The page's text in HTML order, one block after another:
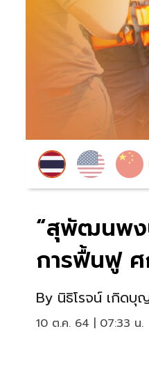
“สุพัฒนพง
การฟื้นฟู
By นิธิโรจน์ เกิด
10 ต.ค. 64 | 07:33 น.